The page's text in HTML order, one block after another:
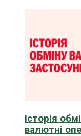
Історія
валютні